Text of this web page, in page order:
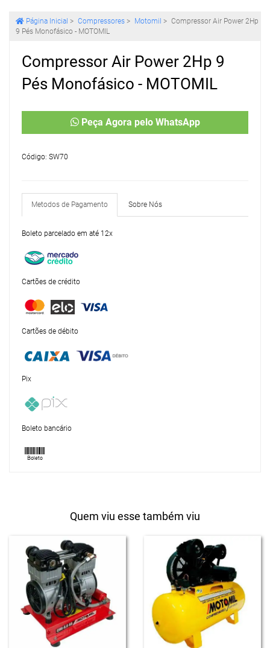
Página Inicial > Compressores > Motomil > Compressor Air Power 2Hp
9 Pés Monofásico - MOTOMIL
Compressor Air Power 2Hp 9
Pés Monofásico - MOTOMIL
Peça Agora pelo WhatsApp
Código: SW70
Metodos de Pagamento Sobre Nós
Boleto parcelado em até 12x
Cartões de crédito
Cartões de débito
Pix
Boleto bancário
Quem viu esse também viu